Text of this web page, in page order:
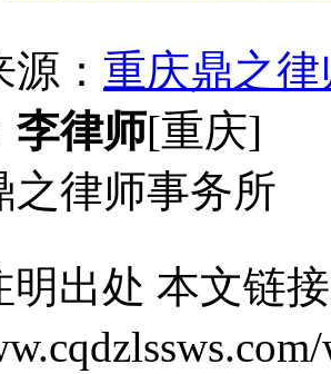
： 重庆鼎之
李律师[重庆]
之律师事务所
明出处 本文链